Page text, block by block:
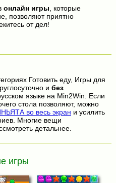
онлайн игры , которые
позволяют приятно
от дел!
Готовить еду, Игры для
и без
языке на Min2Win. Если
стола позволяют, можно
во весь экран и усилить
Многие вещи
детальнее.
игры